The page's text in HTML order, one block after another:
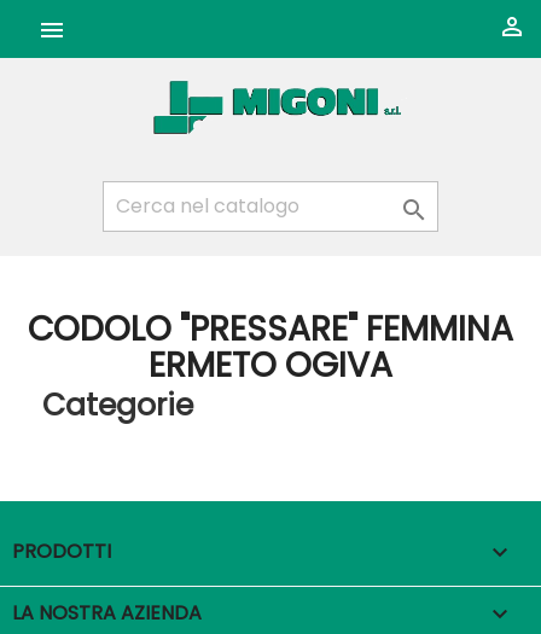
 

CODOLO "PRESSARE" FEMMINA
ERMETO OGIVA
Categorie
PRODOTTI 
LA NOSTRA AZIENDA 